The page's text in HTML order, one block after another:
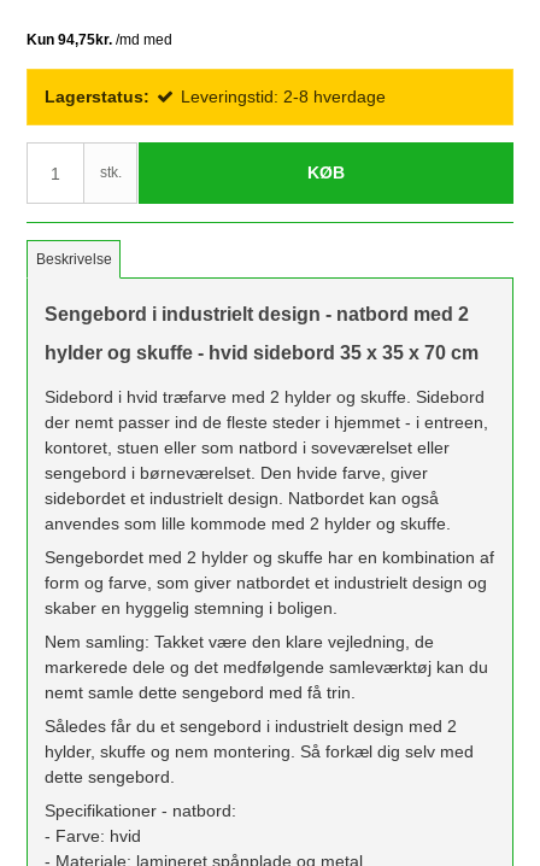
Lagerstatus: Leveringstid: 2-8 hverdage
stk. KØB
Beskrivelse
Sengebord i industrielt design - natbord med 2
hylder og skuffe - hvid sidebord 35 x 35 x 70 cm
Sidebord i hvid træfarve med 2 hylder og skuffe. Sidebord
der nemt passer ind de fleste steder i hjemmet - i entreen,
kontoret, stuen eller som natbord i soveværelset eller
sengebord i børneværelset. Den hvide farve, giver
sidebordet et industrielt design. Natbordet kan også
anvendes som lille kommode med 2 hylder og skuffe.
Sengebordet med 2 hylder og skuffe har en kombination af
form og farve, som giver natbordet et industrielt design og
skaber en hyggelig stemning i boligen.
Nem samling: Takket være den klare vejledning, de
markerede dele og det medfølgende samleværktøj kan du
nemt samle dette sengebord med få trin.
Således får du et sengebord i industrielt design med 2
hylder, skuffe og nem montering. Så forkæl dig selv med
dette sengebord.
Specifikationer - natbord:
- Farve: hvid
- Materiale: lamineret spånplade og metal